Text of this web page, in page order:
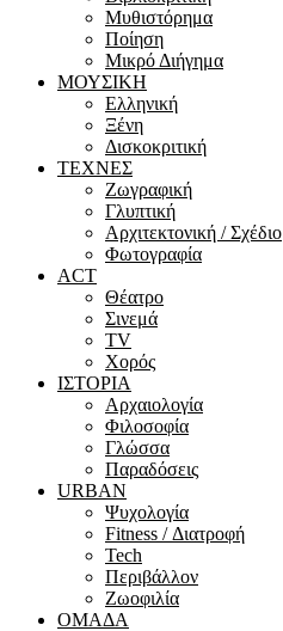
Μυθιστόρημα
Ποίηση
Μικρό Διήγημα
ΜΟΥΣΙΚΗ
Ελληνική
Ξένη
Δισκοκριτική
ΤΕΧΝΕΣ
Ζωγραφική
Γλυπτική
Αρχιτεκτονική / Σχέδιο
Φωτογραφία
ACT
Θέατρο
Σινεμά
ΤV
Χορός
ΙΣΤΟΡΙΑ
Αρχαιολογία
Φιλοσοφία
Γλώσσα
Παραδόσεις
URBAN
Ψυχολογία
Fitness / Διατροφή
Tech
Περιβάλλον
Ζωοφιλία
ΟΜΑΔΑ